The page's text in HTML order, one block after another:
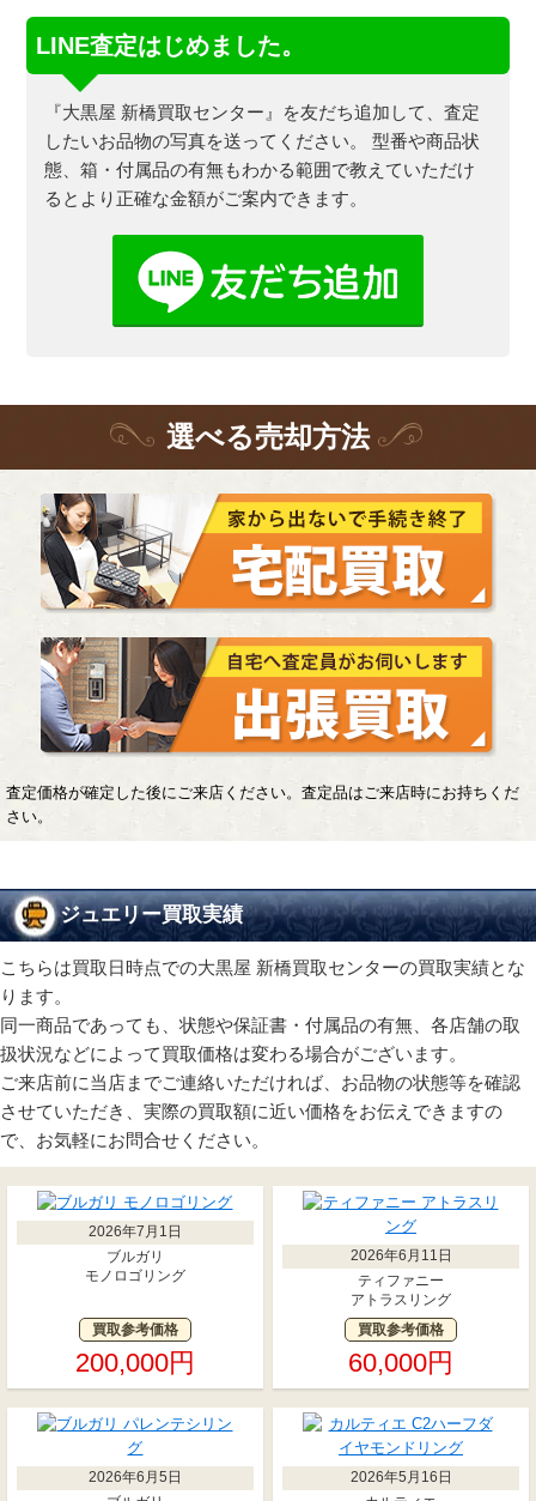
LINE査定はじめました。
『大黒屋 新橋買取センター』を友だち追加して、査定
したいお品物の写真を送ってください。
型番や商品状
態、箱・付属品の有無もわかる範囲で教えていただけ
るとより正確な金額がご案内できます。
選べる売却方法
査定価格が確定した後にご来店ください。査定品はご来店時にお持ちくだ
さい。
ジュエリー買取実績
こちらは買取日時点での大黒屋 新橋買取センターの買取実績とな
ります。
同一商品であっても、状態や保証書・付属品の有無、各店舗の取
扱状況などによって買取価格は変わる場合がございます。
ご来店前に当店までご連絡いただければ、お品物の状態等を確認
させていただき、実際の買取額に近い価格をお伝えできますの
で、お気軽にお問合せください。
2026年7月1日
ブルガリ
モノロゴリング
買取参考価格
200,000円
2026年6月11日
ティファニー
アトラスリング
買取参考価格
60,000円
2026年6月5日
2026年5月16日